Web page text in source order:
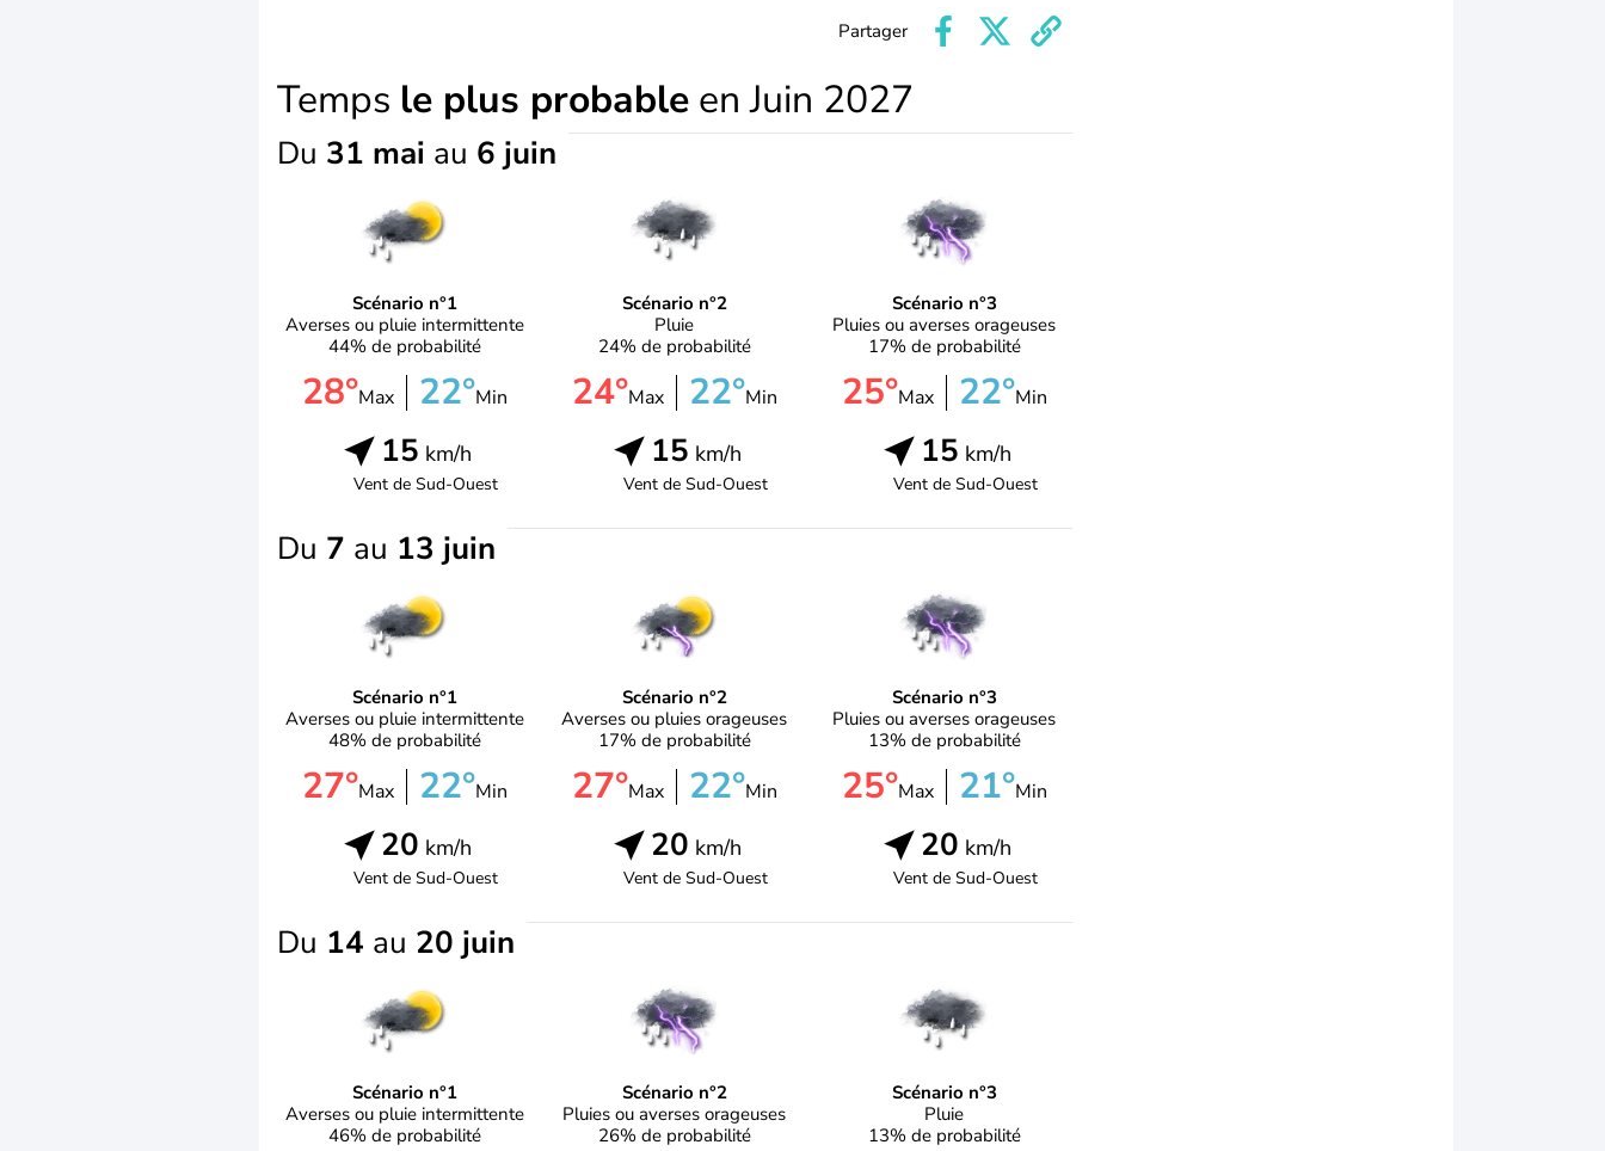
Partager
Temps le plus probable en Juin 2027
Du 31 mai au 6 juin
Scénario n°1
Averses ou pluie intermittente
44% de probabilité
28°Max 22°Min
15 km/h
Vent deSud-Ouest
Scénario n°2
Pluie
24% de probabilité
24°Max 22°Min
15 km/h
Vent deSud-Ouest
Scénario n°3
Pluies ou averses orageuses
17% de probabilité
25°Max 22°Min
15 km/h
Vent deSud-Ouest
Du 7 au 13 juin
Scénario n°1
Averses ou pluie intermittente
48% de probabilité
27°Max 22°Min
20 km/h
Vent deSud-Ouest
Scénario n°2
Averses ou pluies orageuses
17% de probabilité
27°Max 22°Min
20 km/h
Vent deSud-Ouest
Scénario n°3
Pluies ou averses orageuses
13% de probabilité
25°Max 21°Min
20 km/h
Vent deSud-Ouest
Du 14 au 20 juin
Scénario n°1
Averses ou pluie intermittente
46% de probabilité
Scénario n°2
Pluies ou averses orageuses
26% de probabilité
Scénario n°3
Pluie
13% de probabilité